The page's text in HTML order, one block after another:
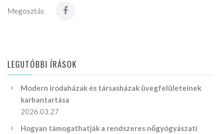
Megosztás
LEGUTÓBBI ÍRÁSOK
Modern irodaházak és társasházak üvegfelületeinek
karbantartása
2026.03.27
Hogyan támogathatják a rendszeres nőgyógyászati